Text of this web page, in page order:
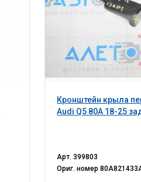
Кронштейн крыла
Audi Q5 80A 18-25
Арт.399803
Ориг. номер